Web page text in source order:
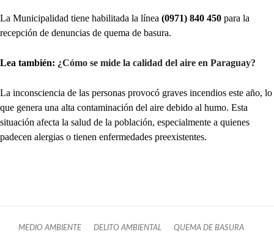
La Municipalidad tiene habilitada la línea (0971) 840 450 para la
recepción de denuncias de quema de basura.
Lea también: ¿Cómo se mide la calidad del aire en Paraguay?
La inconsciencia de las personas provocó graves incendios este año, lo
que genera una alta contaminación del aire debido al humo. Esta
situación afecta la salud de la población, especialmente a quienes
padecen alergias o tienen enfermedades preexistentes.
MEDIO AMBIENTE DELITO AMBIENTAL QUEMA DE BASURA